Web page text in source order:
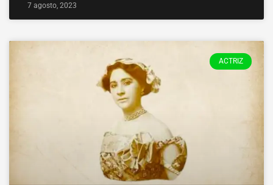
7 agosto, 2023
ACTRIZ